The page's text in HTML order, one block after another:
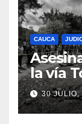
CAUCA
la vía
30